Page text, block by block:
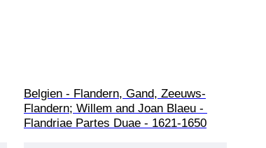
Belgien - Flandern, Gand, Zeeuws-
Flandern; Willem and Joan Blaeu -
Flandriae Partes Duae - 1621-1650